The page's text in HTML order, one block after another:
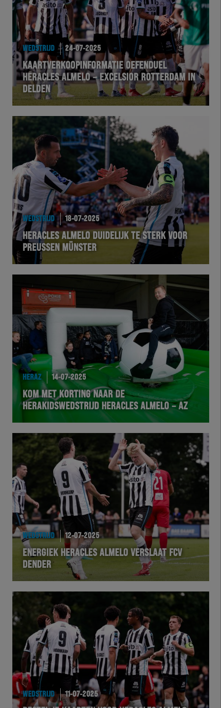
WEDSTRIJD 24-07-2025
KAARTVERKOOPINFORMATIE OEFENDUEL
HERACLES ALMELO – EXCELSIOR ROTTERDAM IN
DELDEN
WEDSTRIJD 18-07-2025
HERACLES ALMELO DUIDELIJK TE STERK VOOR
PREUSSEN MÜNSTER
HERAZ 14-07-2025
KOM MET KORTING NAAR DE
HERAKIDSWEDSTRIJD HERACLES ALMELO – AZ
WEDSTRIJD 12-07-2025
ENERGIEK HERACLES ALMELO VERSLAAT FCV
DENDER
WEDSTRIJD 11-07-2025